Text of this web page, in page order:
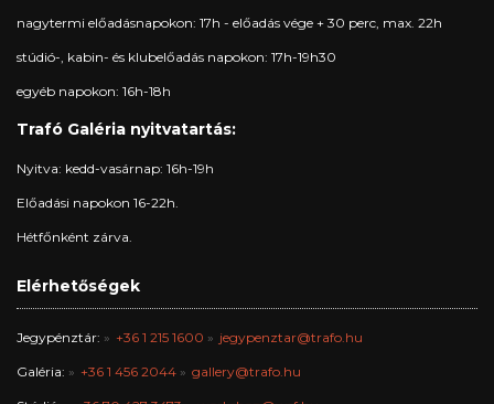
nagytermi előadásnapokon: 17h - előadás vége + 30 perc, max. 22h
stúdió-, kabin- és klubelőadás napokon: 17h-19h30
egyéb napokon: 16h-18h
Trafó Galéria nyitvatartás:
Nyitva: kedd-vasárnap: 16h-19h
Előadási napokon 16-22h.
Hétfőnként zárva.
Elérhetőségek
Jegypénztár: +36 1 215 1600 jegypenztar@trafo.hu
Galéria: +36 1 456 2044 gallery@trafo.hu